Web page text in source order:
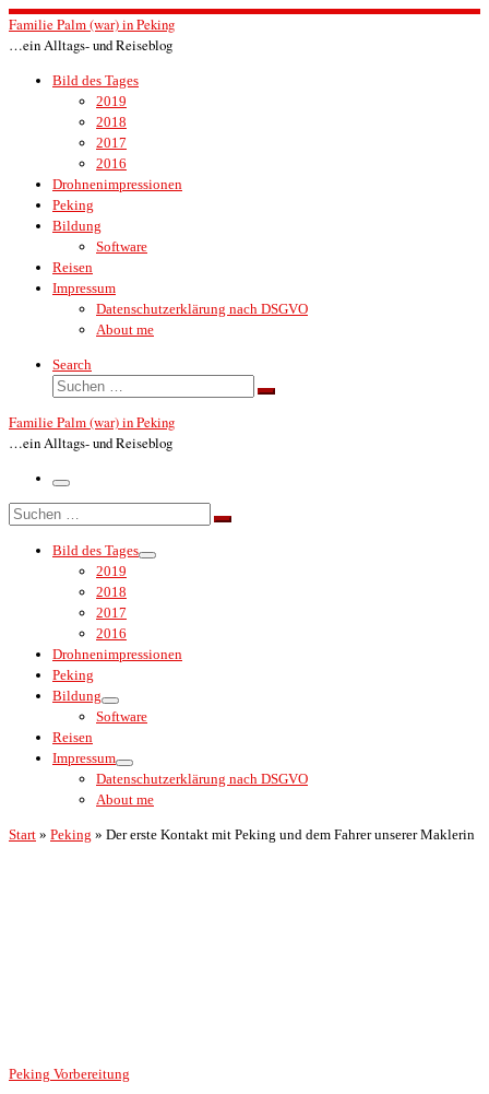
Zum
Inhalt
Familie Palm (war) in Peking
…ein Alltags- und Reiseblog
Bild des Tages
2019
2018
2017
2016
Drohnenimpressionen
Peking
Bildung
Software
Reisen
Impressum
Datenschutzerklärung nach DSGVO
About me
Search
Suche
Suchen …
Familie Palm (war) in Peking
…ein Alltags- und Reiseblog
Menü
Suche
Suchen …
Bild des Tages
2019
2018
2017
2016
Drohnenimpressionen
Peking
Bildung
Software
Reisen
Impressum
Datenschutzerklärung nach DSGVO
About me
Start » Peking » Der erste Kontakt mit Peking und dem Fahrer unserer Maklerin
Peking Vorbereitung